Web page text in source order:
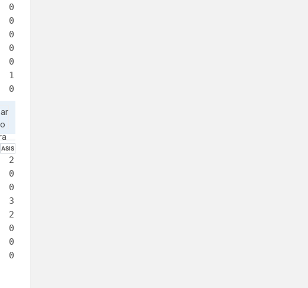
0
0
0
0
0
1
0
ASIS
2
0
0
3
2
0
0
0